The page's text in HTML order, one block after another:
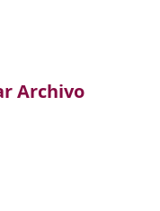
Archivo